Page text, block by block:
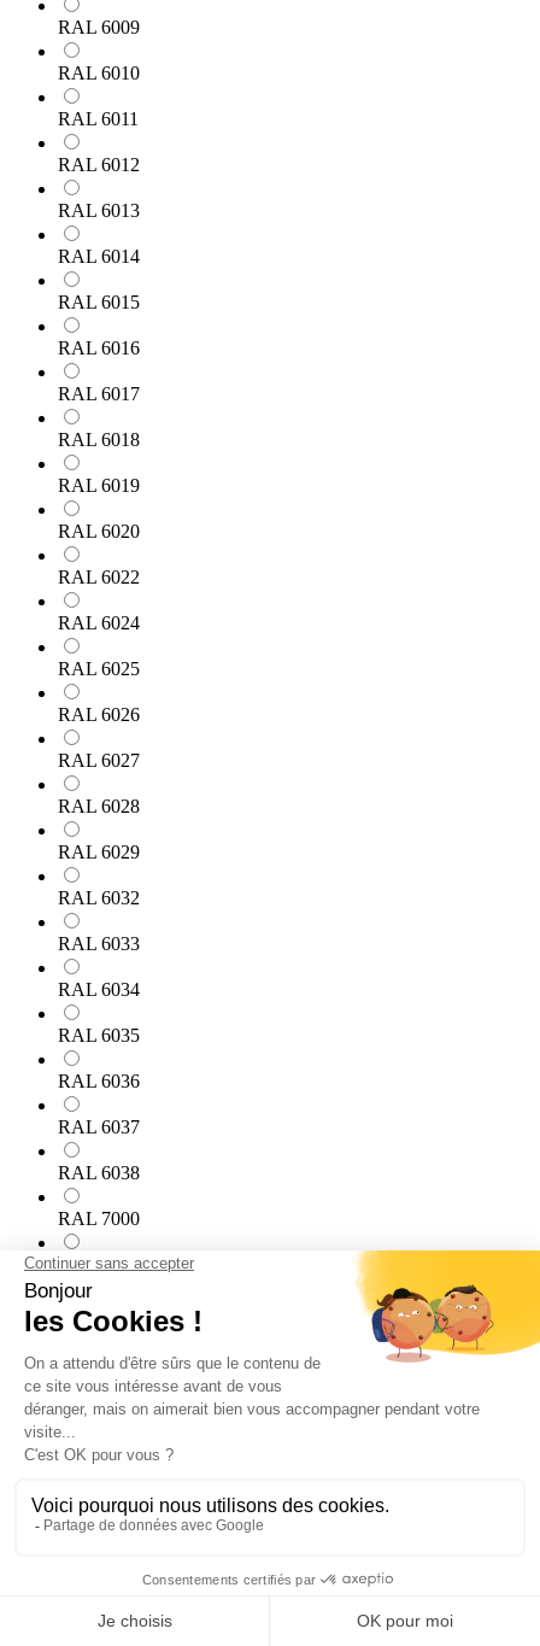
RAL 6009
RAL 6010
RAL 6011
RAL 6012
RAL 6013
RAL 6014
RAL 6015
RAL 6016
RAL 6017
RAL 6018
RAL 6019
RAL 6020
RAL 6022
RAL 6024
RAL 6025
RAL 6026
RAL 6027
RAL 6028
RAL 6029
RAL 6032
RAL 6033
RAL 6034
RAL 6035
RAL 6036
RAL 6037
RAL 6038
RAL 7000
RAL 7001
RAL 7002
RAL 7003
RAL 7004
RAL 7005
RAL 7006
RAL 7008
RAL 7010